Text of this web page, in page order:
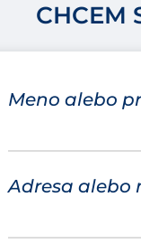
CHCEM
Meno alebo
Adresa alebo